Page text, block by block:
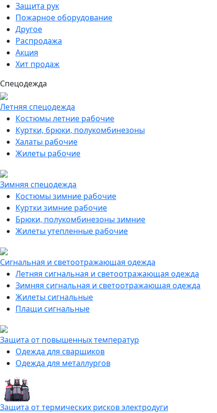
Защита рук
Пожарное оборудование
Другое
Распродажа
Акция
Хит продаж
Спецодежда
Летняя спецодежда
Костюмы летние рабочие
Куртки, брюки, полукомбинезоны
Халаты рабочие
Жилеты рабочие
Зимняя спецодежда
Костюмы зимние рабочие
Куртки зимние рабочие
Брюки, полукомбинезоны зимние
Жилеты утепленные рабочие
Сигнальная и светоотражающая одежда
Летняя сигнальная и светоотражающая одежда
Зимняя сигнальная и светоотражающая одежда
Жилеты сигнальные
Плащи сигнальные
Защита от повышенных температур
Одежда для сварщиков
Одежда для металлургов
Защита от термических рисков электродуги